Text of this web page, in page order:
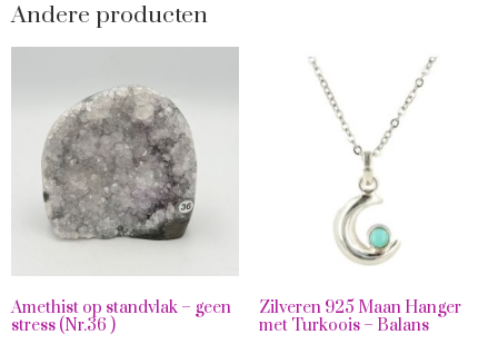
Andere producten
Amethist op standvlak – geen
stress (Nr.36 )
Zilveren 925 Maan Hanger
met Turkoois – Balans